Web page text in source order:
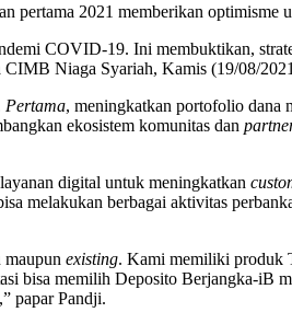
2021 memberikan optimisme
COVID-19. Ini membuktikan,
CIMB Niaga Syariah, Kamis (19/08/
Pertama, meningkatkan portofolio dana
ekosistem komunitas dan
digital untuk meningkatkan
melakukan berbagai aktivitas
maupun existing. Kami memiliki produk
bisa memilih Deposito Berjangka-iB
papar Pandji.